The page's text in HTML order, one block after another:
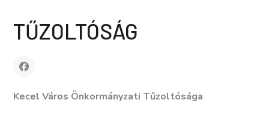
TŰZOLTÓSÁG
Kecel Város Önkormányzati Tűzoltósága